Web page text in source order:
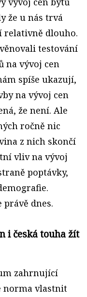
že u nás trvá
relativně dlouho.
testování
na vývoj cen
spíše ukazují,
na vývoj cen
že není. Ale
ročně nic
z nich skončí
vliv na vývoj
poptávky,
právě dnes.
i česká touha žít
zahrnující
norma vlastnit